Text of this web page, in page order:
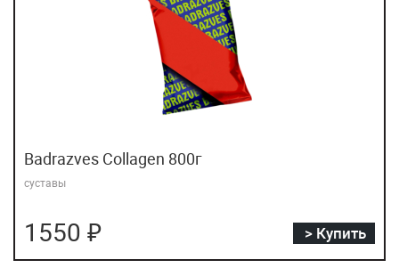
Badrazves Collagen 800г
суставы
1550 ₽ > Купить